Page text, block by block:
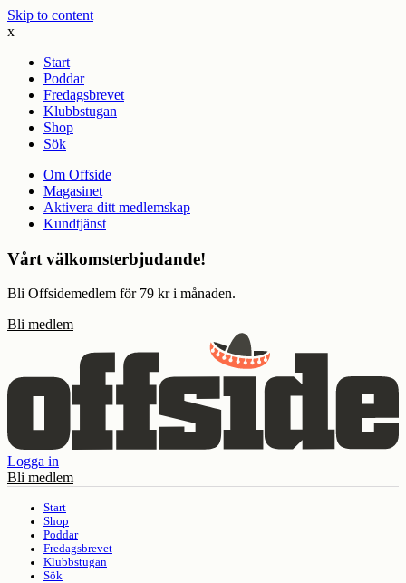
Skip to content
x
Start
Poddar
Fredagsbrevet
Klubbstugan
Shop
Sök
Om Offside
Magasinet
Aktivera ditt medlemskap
Kundtjänst
Vårt välkomsterbjudande!
Bli Offsidemedlem för 79 kr i månaden.
Bli medlem
Logga in
Bli medlem
Start
Shop
Poddar
Fredagsbrevet
Klubbstugan
Sök